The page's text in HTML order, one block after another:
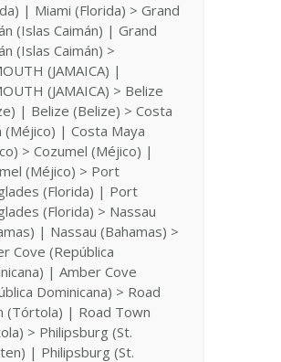
| Miami (Florida) > Grand
(Islas Caimán) | Grand
(Islas Caimán) >
(JAMAICA) |
(JAMAICA) > Belize
| Belize (Belize) > Costa
(Méjico) | Costa Maya
> Cozumel (Méjico) |
(Méjico) > Port
(Florida) | Port
(Florida) > Nassau
| Nassau (Bahamas) >
Cove (República
| Amber Cove
Dominicana) > Road
(Tórtola) | Road Town
> Philipsburg (St.
| Philipsburg (St.